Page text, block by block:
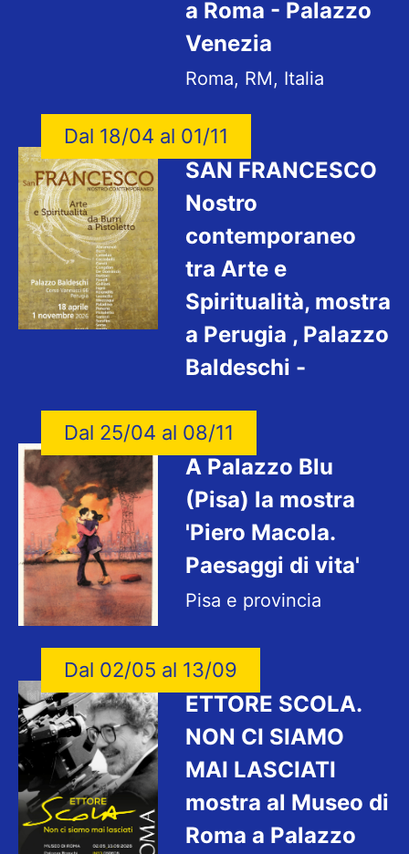
a Roma - Palazzo
Venezia
Roma, RM, Italia
Dal 18/04 al 01/11
SAN FRANCESCO
Nostro
contemporaneo
tra Arte e
Spiritualità, mostra
a Perugia , Palazzo
Baldeschi -
Dal 25/04 al 08/11
A Palazzo Blu
(Pisa) la mostra
'Piero Macola.
Paesaggi di vita'
Pisa e provincia
Dal 02/05 al 13/09
ETTORE SCOLA.
NON CI SIAMO
MAI LASCIATI
mostra al Museo di
Roma a Palazzo